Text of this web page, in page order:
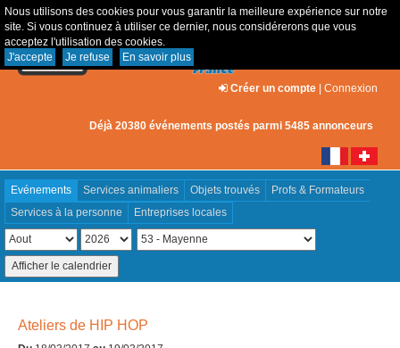
Nous utilisons des cookies pour vous garantir la meilleure expérience sur notre
site. Si vous continuez à utiliser ce dernier, nous considérerons que vous
acceptez l'utilisation des cookies.
J'accepte
Je refuse En savoir plus
Créer un compte | Connexion
Déjà 20380 événements postés parmi 5485 annonceurs
Evénements Services animaliers Objets trouvés
Profs & Formateurs
Services à la personne
Entreprises locales
Ateliers de HIP HOP